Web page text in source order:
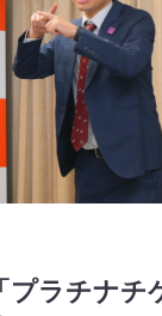
プラチナチ